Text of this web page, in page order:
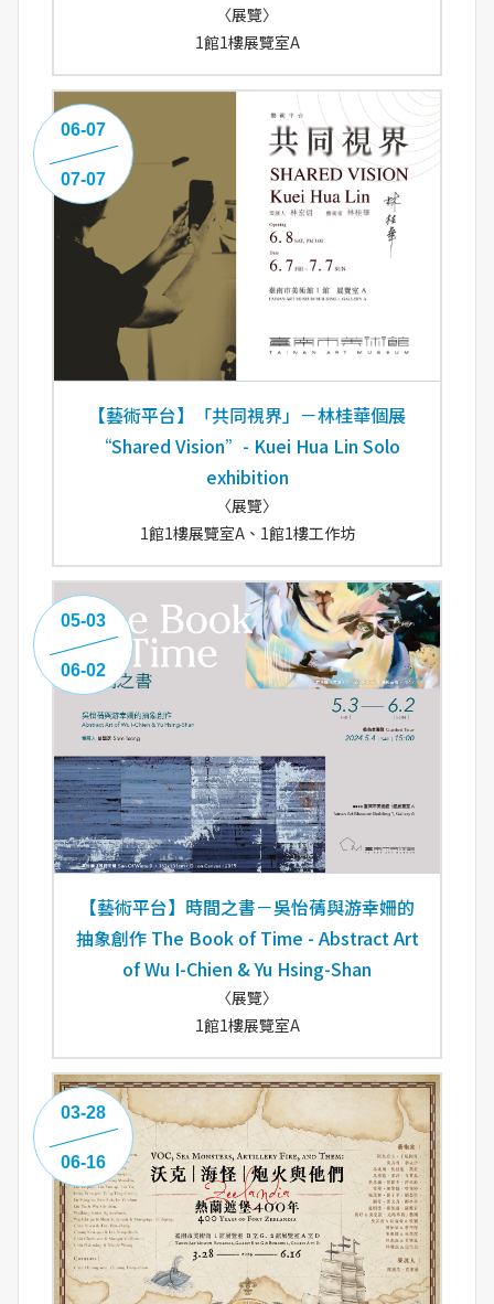
〈展覽〉
1館1樓展覽室A
【藝術平台】「共同視界」－林桂華個展
“Shared Vision”- Kuei Hua Lin Solo
exhibition
〈展覽〉
1館1樓展覽室A、1館1樓工作坊
06-07
07-07
【藝術平台】時間之書－吳怡蒨與游幸姍的
抽象創作 The Book of Time - Abstract Art
of Wu I-Chien & Yu Hsing-Shan
〈展覽〉
1館1樓展覽室A
05-03
06-02
03-28
06-16